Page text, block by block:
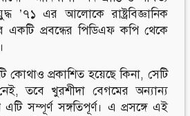
’৭১ এর আলোকে রাষ্ট্রবিজ্ঞানিক
একটি প্রবন্ধের পিডিএফ কপি থেকে
কোথাও প্রকাশিত হয়েছে কিনা, সেটি
তবে খুরশীদা বেগমের অন্যান্য
সম্পূর্ণ সঙ্গতিপূর্ণ। এ প্রসঙ্গে এই